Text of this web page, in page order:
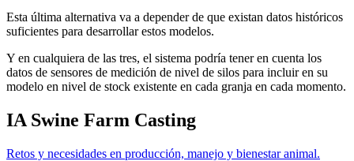
Esta última alternativa va a depender de que existan datos históricos
suficientes para desarrollar estos modelos.
Y en cualquiera de las tres, el sistema podría tener en cuenta los
datos de sensores de medición de nivel de silos para incluir en su
modelo en nivel de stock existente en cada granja en cada momento.
IA Swine Farm Casting
Retos y necesidades en producción, manejo y bienestar animal.